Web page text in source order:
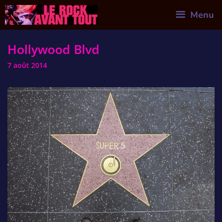
Skip
to
content
Menu
Hollywood Blvd
7 août 2014